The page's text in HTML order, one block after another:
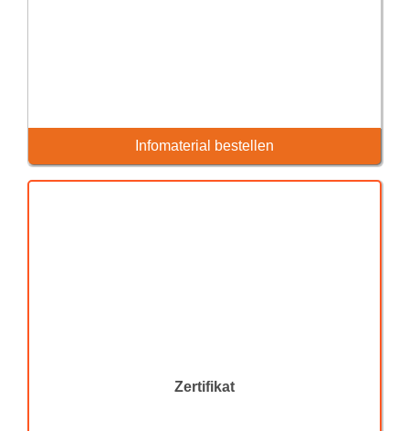
Infomaterial bestellen
Zertifikat